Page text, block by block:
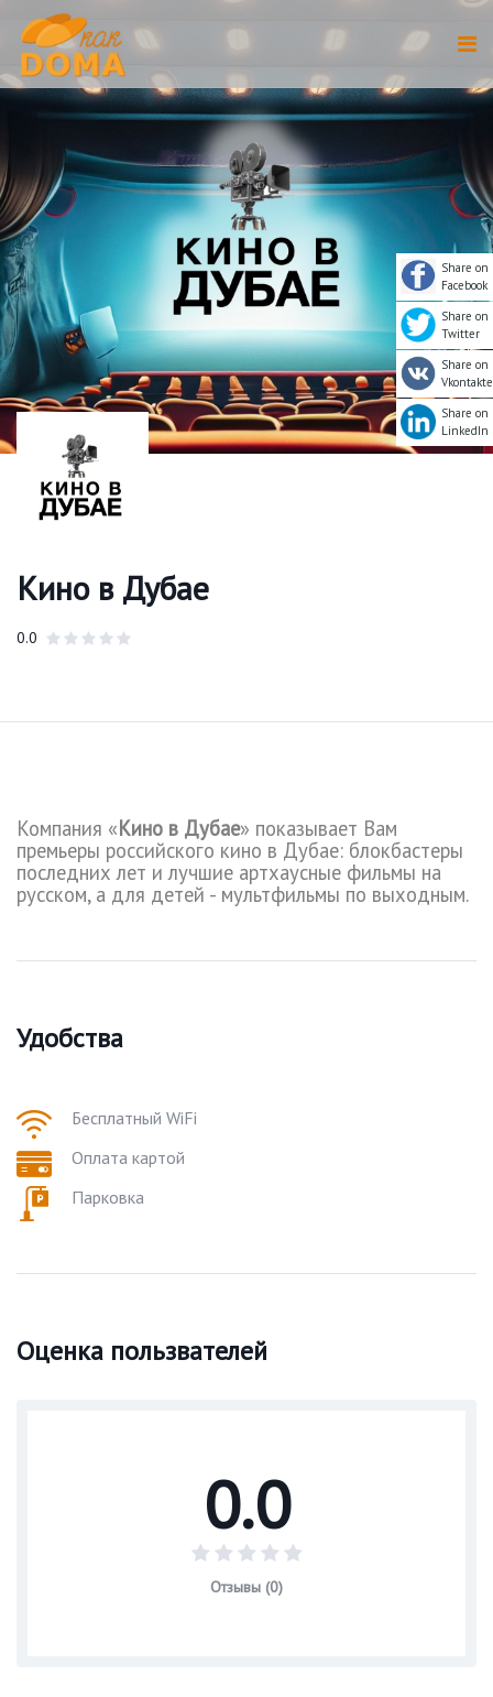
Кино в Дубае
0.0
Компания «Кино в Дубае» показывает Вам
премьеры российского кино в Дубае: блокбастеры
последних лет и лучшие артхаусные фильмы на
русском, а для детей - мультфильмы по выходным.
Удобства
Бесплатный WiFi
Оплата картой
Парковка
Оценка пользвателей
0.0
Отзывы (0)
Share on
Facebook
Share on
Twitter
Share on
Vkontakte
Share on
LinkedIn